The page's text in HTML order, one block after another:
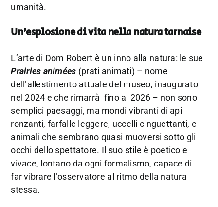
umanità.
Un’esplosione di vita nella natura tarnaise
L’arte di Dom Robert è un inno alla natura: le sue
Prairies animées (prati animati) – nome
dell’allestimento attuale del museo, inaugurato
nel 2024 e che rimarrà fino al 2026 – non sono
semplici paesaggi, ma mondi vibranti di api
ronzanti, farfalle leggere, uccelli cinguettanti, e
animali che sembrano quasi muoversi sotto gli
occhi dello spettatore. Il suo stile è poetico e
vivace, lontano da ogni formalismo, capace di
far vibrare l’osservatore al ritmo della natura
stessa.